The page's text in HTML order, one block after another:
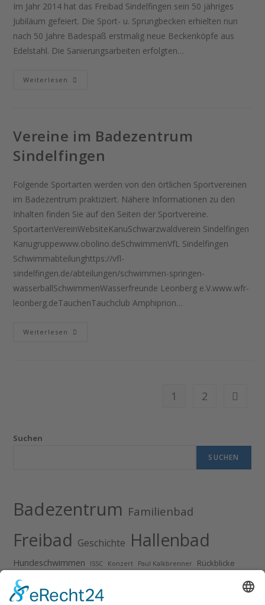
Im Jahr 2014 hat das Freibad Sindelfingen sein 50 jähriges
Jubiläum gefeiert. Die Sport- u. Sprungbecken erhielten nun
nach 50 Jahre Badespaß erstmalig neue Beckenköpfe aus
Edelstahl. Die Sanierungsarbeiten erfolgten…
Weiterlesen
Vereine im Badezentrum
Sindelfingen
Folgende Sportarten werden von den örtlichen Sportvereinen
im Badezentrum praktiziert. Nähere Informationen zu den
Inhalten finden Sie auf den Seiten der Sportvereine.
SportartenVereinWebsiteKanuSchwarzwaldverein Sindelfingen
Kanugruppewww.obolino.deSchwimmenVfL Sindelfingen
Schwimmabteilunghttps://vfl-
sindelfingen.de/abteilungen/schwimmen-springen-
wasserballSchwimmenWasserfreunde Leonberg e.V.www.wfr-
leonberg.deTauchenTauchclub Amphiprion…
Weiterlesen
1 2
Suchen
SUCHEN
Badezentrum Familienbad
Freibad Geschichte Hallenbad
Hundeschwimmen ISSC Konzert Paul Kalkbrenner Rückblicke
Schwimmkurse Sindelfingen